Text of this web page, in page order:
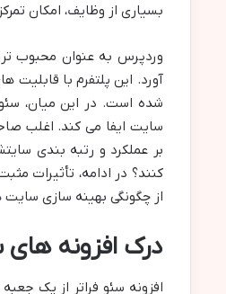
بسیاری از وظایف، امکان
آورد. این پلتفرم با قابلیت
شده است. در این میان،
سایت ایفا می کند. اغلب
بر عملکرد و رتبه بندی
کنند؟ در ادامه، تأثیرات
از چگونگی بهینه سازی
درک افزونه
افزونه سئو فراتر از یک